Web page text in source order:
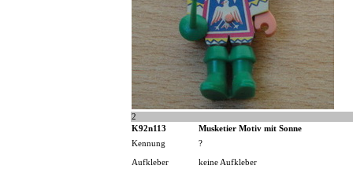
2
K92n113
Musketier Motiv mit Sonne
Kennung
?
Aufkleber keine Aufkleber